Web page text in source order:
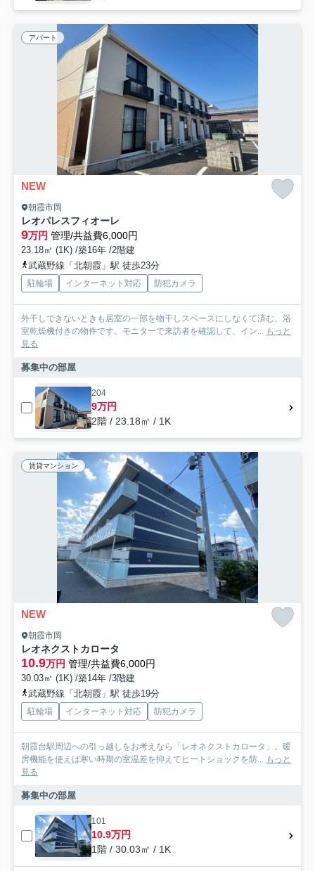
アパート
NEW
朝霞市岡
レオパレスフィオーレ
9万円 管理/共益費6,000円
23.18㎡ (1K) /築16年 /2階建
武蔵野線「北朝霞」駅 徒歩23分
駐輪場 インターネット対応 防犯カメラ
外干しできないときも居室の一部を物干しスペースにしなくて済む、浴
室乾燥機付きの物件です。モニターで来訪者を確認して、イン... もっと
見る
募集中の部屋
204
9万円
2階 / 23.18㎡ / 1K
賃貸マンション
NEW
朝霞市岡
レオネクストカロータ
10.9万円 管理/共益費6,000円
30.03㎡ (1K) /築14年 /3階建
武蔵野線「北朝霞」駅 徒歩19分
駐輪場 インターネット対応 防犯カメラ
朝霞台駅周辺への引っ越しをお考えなら「レオネクストカロータ」。暖
房機能を使えば寒い時期の室温差を抑えてヒートショックを防... もっと
見る
募集中の部屋
101
10.9万円
1階 / 30.03㎡ / 1K